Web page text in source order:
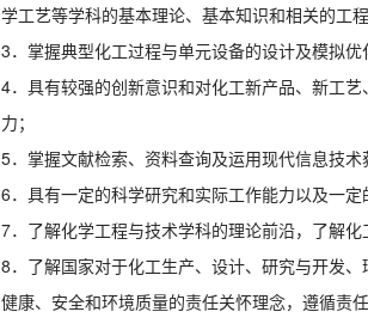
学工艺等学科的基本理论、基本知识和相关的工程
3．掌握典型化工过程与单元设备的设计及模拟优
4．具有较强的创新意识和对化工新产品、新工
力；
5．掌握文献检索、资料查询及运用现代信息技术
6．具有一定的科学研究和实际工作能力以及一定
7．了解化学工程与技术学科的理论前沿，了解
8．了解国家对于化工生产、设计、研究与开发
健康、安全和环境质量的责任关怀理念，遵循责